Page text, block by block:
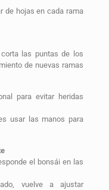
de hojas en cada rama
las puntas de los
de nuevas ramas
para evitar heridas
usar las manos para
el bonsái en las
vuelve a ajustar